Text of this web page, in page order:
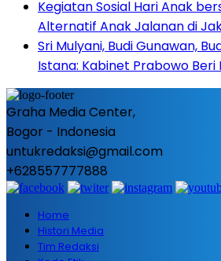
Kegiatan Sosial Hari Anak
Alternatif Anak Jalanan di
Sri Mulyani, Budi Gunawan,
Istana: Kabinet Prabowo Beri
Graha Media Center,
Bogor - Indonesia
untukredaksi@gmail.com
+628557777888
Home
Histori Media
Tim Redaksi